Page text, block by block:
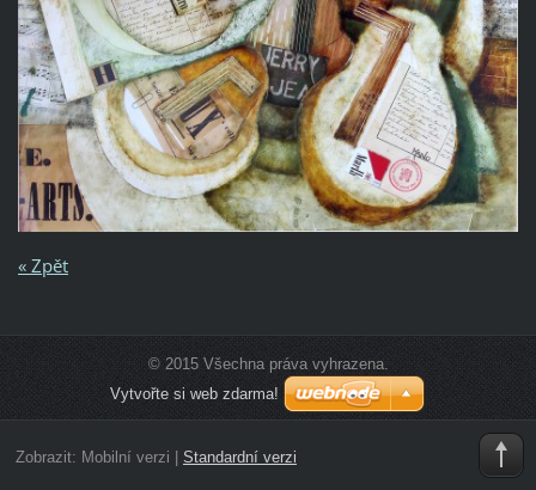
« Zpět
© 2015 Všechna práva vyhrazena.
Vytvořte si web zdarma!
Zobrazit: Mobilní verzi | Standardní verzi